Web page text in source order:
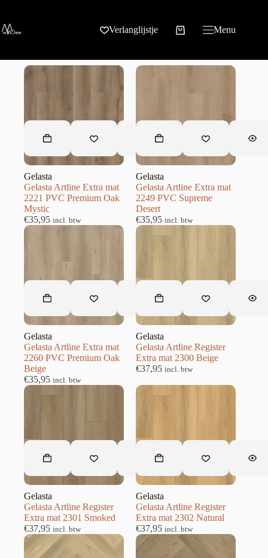
Verlanglijstje Menu
Gelasta
Gelasta Artline Extra mat
2221 PVC Premium Oak
Mystic
€35,95 incl. btw
Gelasta
Gelasta Artline Extra mat
2249 PVC Supreme
Desert
€35,95 incl. btw
Gelasta
Gelasta Artline Extra mat
2260 PVC Premium Oak
Beige
€35,95 incl. btw
Gelasta
Gelasta Artline Register
Extra mat 2300 Beige
€37,95 incl. btw
Gelasta
Gelasta Artline Register
Extra mat 2301 Smoked
€37,95 incl. btw
Gelasta
Gelasta Artline Register
Extra mat 2302 Natural
€37,95 incl. btw